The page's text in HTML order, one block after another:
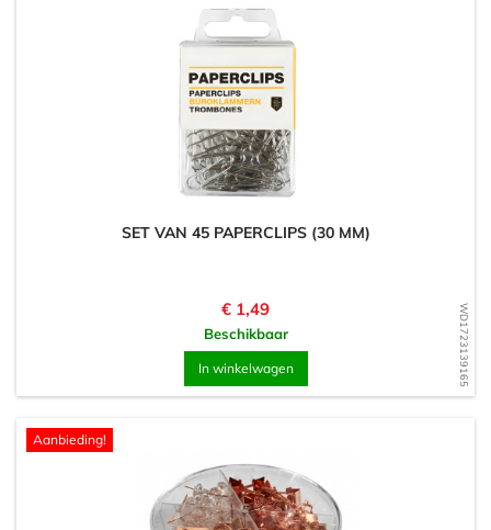
WD1723139165
SET VAN 45 PAPERCLIPS (30 MM)
Prijs
€ 1,49
Beschikbaar
In winkelwagen
Aanbieding!